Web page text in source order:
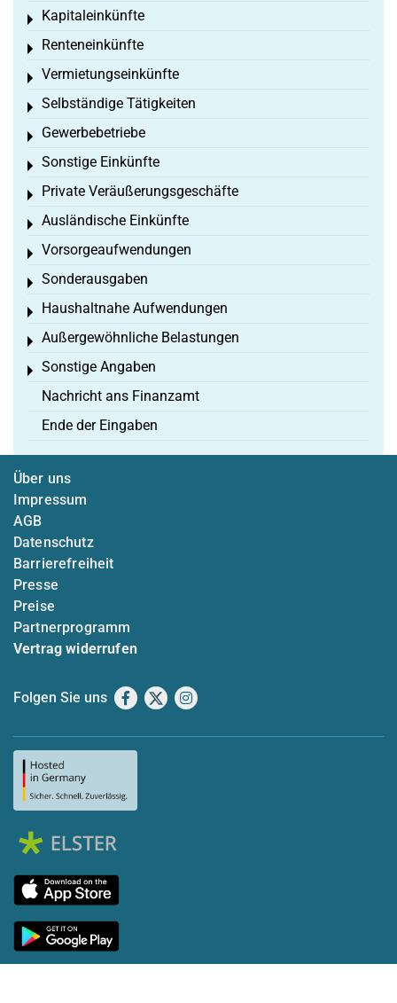
Kapitaleinkünfte
Toggle menu
Renteneinkünfte
Toggle menu
Vermietungseinkünfte
Toggle menu
Selbständige Tätigkeiten
Toggle menu
Gewerbebetriebe
Toggle menu
Sonstige Einkünfte
Toggle menu
Private Veräußerungsgeschäfte
Toggle menu
Ausländische Einkünfte
Toggle menu
Vorsorgeaufwendungen
Toggle menu
Sonderausgaben
Toggle menu
Haushaltnahe Aufwendungen
Toggle menu
Außergewöhnliche Belastungen
Toggle menu
Sonstige Angaben
Toggle menu
Nachricht ans Finanzamt
Ende der Eingaben
Über uns
Impressum
AGB
Datenschutz
Barrierefreiheit
Presse
Preise
Partnerprogramm
Vertrag widerrufen
Folgen Sie uns Facebook
X Instagram